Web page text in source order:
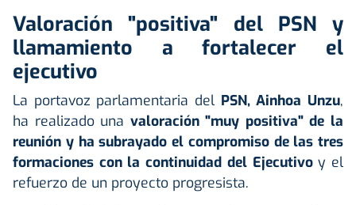
Valoración "positiva" del PSN y
llamamiento a fortalecer el
ejecutivo
La portavoz parlamentaria del PSN, Ainhoa Unzu,
ha realizado una valoración "muy positiva" de la
reunión y ha subrayado el compromiso de las tres
formaciones con la continuidad del Ejecutivoy el
refuerzo de un proyecto progresista.